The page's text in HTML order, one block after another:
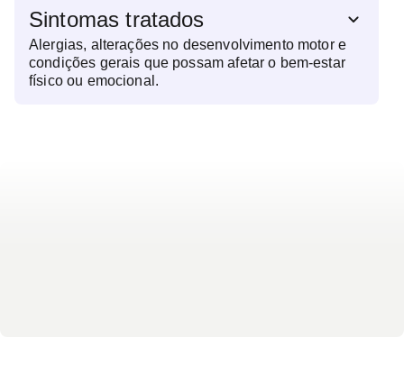
doenças, promover hábitos saudáveis e garantir
que a criança atinja seu pleno potencial físico e
emocional, desde pequena.
Sintomas tratados
Alergias, alterações no desenvolvimento motor e
condições gerais que possam afetar o bem-estar
físico ou emocional.